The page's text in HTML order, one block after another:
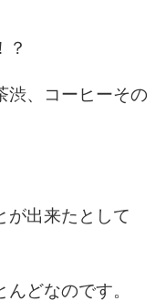
？
渋、コーヒーその
が出来たとして
どなのです。